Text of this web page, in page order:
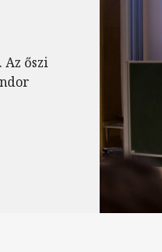
őszi